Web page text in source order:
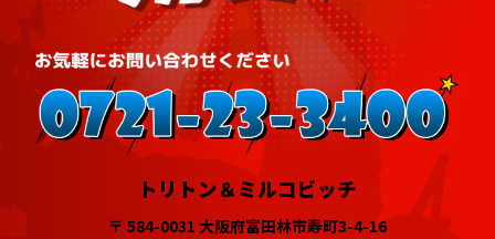
トリトン＆ミルコビッチ
〒 584-0031 大阪府富田林市寿町3-4-16